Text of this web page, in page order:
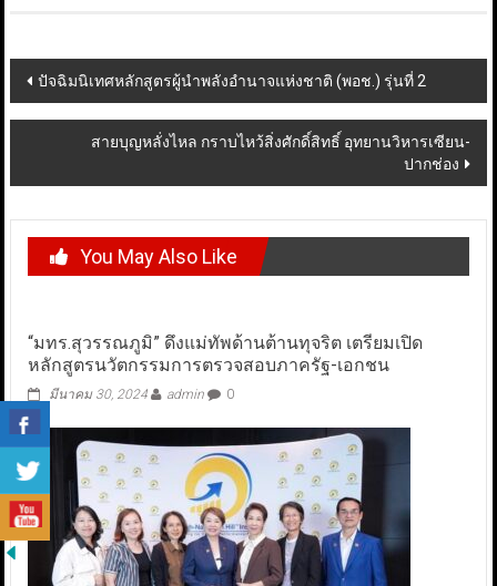
Post
navigation
ปัจฉิมนิเทศหลักสูตรผู้นำพลังอำนาจแห่งชาติ (พอช.) รุ่นที่ 2
สายบุญหลั่งไหล กราบไหว้สิ่งศักดิ์สิทธิ์ อุทยานวิหารเซียน-
ปากช่อง
You May Also Like
“มทร.สุวรรณภูมิ” ดึงแม่ทัพด้านต้านทุจริต เตรียมเปิด
หลักสูตรนวัตกรรมการตรวจสอบภาครัฐ-เอกชน
มีนาคม 30, 2024 admin 0